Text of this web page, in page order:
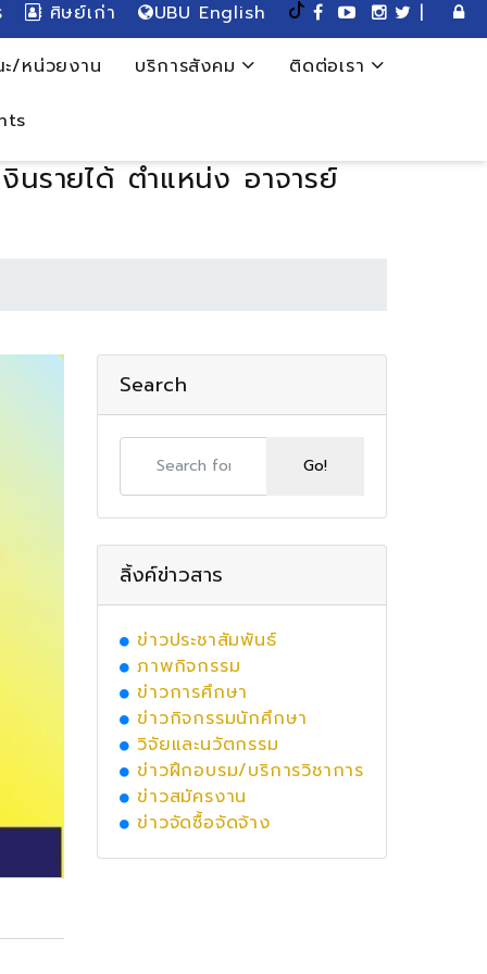
ศิษย์เก่า UBU English |
/หน่วยงาน บริการสังคม ติดต่อเรา
นรายได้ ตำแหน่ง อาจารย์
Search
ลิ้งค์ข่าวสาร
ข่าวประชาสัมพันธ์
ภาพกิจกรรม
ข่าวการศึกษา
ข่าวกิจกรรมนักศึกษา
วิจัยและนวัตกรรม
ข่าวฝึกอบรม/บริการวิชาการ
ข่าวสมัครงาน
ข่าวจัดซื้อจัดจ้าง